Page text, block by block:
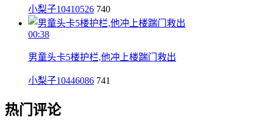
小梨子10410526 740
00:38
男童头卡5楼护栏,他冲上楼踹门救出
小梨子10446086 741
热门评论